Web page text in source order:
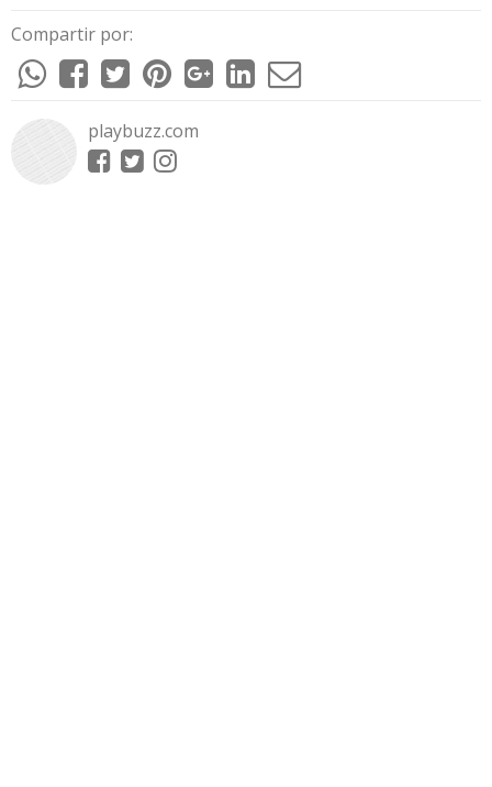
Compartir por:
playbuzz.com